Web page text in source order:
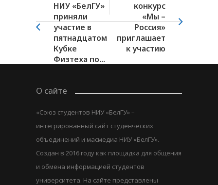
НИУ «БелГУ»
приняли
участие в
пятнадцатом
Кубке
Физтеха по...
конкурс
«Мы –
Россия»
приглашает
к участию
О сайте
«Союз студентов НИУ «БелГУ» –
интегрированный сайт студенческих
объединений и масмедиа НИУ «БелГУ».
Создан в 2016 году как площадка для общения
и обмена информацией студентов
университета. На сайте представлены